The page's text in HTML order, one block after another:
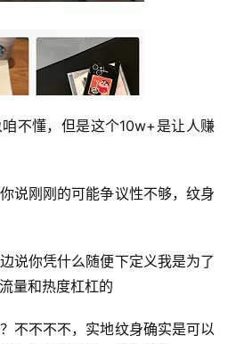
不懂，但是这个10w+是让人赚
说刚刚的可能争议性不够，纹身
说你凭什么随便下定义我是为了
量和热度杠杠的
不不不不，实地纹身确实是可以